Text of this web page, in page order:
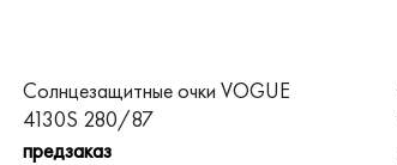
Солнцезащитные очки VOGUE
4130S 280/87
предзаказ